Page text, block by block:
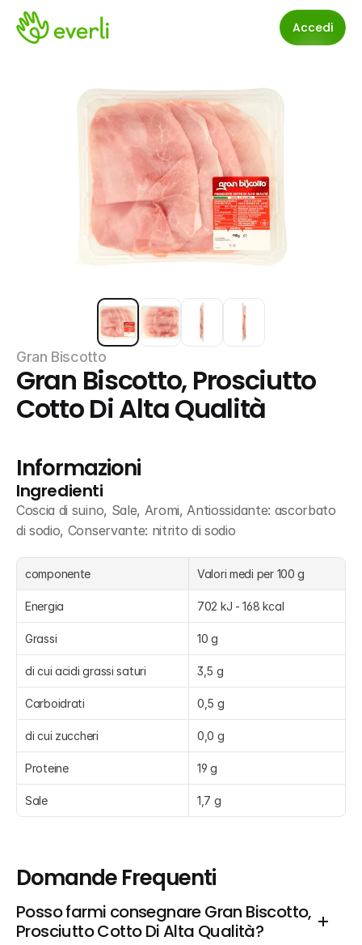
Accedi
Gran Biscotto
Gran Biscotto, Prosciutto
Cotto Di Alta Qualità
Informazioni
Ingredienti
Coscia di suino, Sale, Aromi, Antiossidante: ascorbato
di sodio, Conservante: nitrito di sodio
componente Valori medi per 100 g
Energia 702 kJ - 168 kcal
Grassi 10 g
di cui acidi grassi saturi 3,5 g
Carboidrati 0,5 g
di cui zuccheri 0,0 g
Proteine 19 g
Sale 1,7 g
Domande Frequenti
Posso farmi consegnare Gran Biscotto,
Prosciutto Cotto Di Alta Qualità?